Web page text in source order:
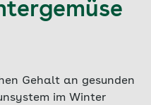
Gehalt an gesunden
im Winter